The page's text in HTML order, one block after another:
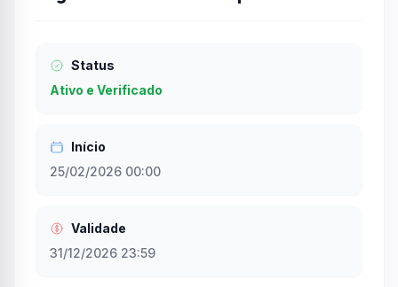
Status
Ativo e Verificado
Início
25/02/2026 00:00
Validade
31/12/2026 23:59